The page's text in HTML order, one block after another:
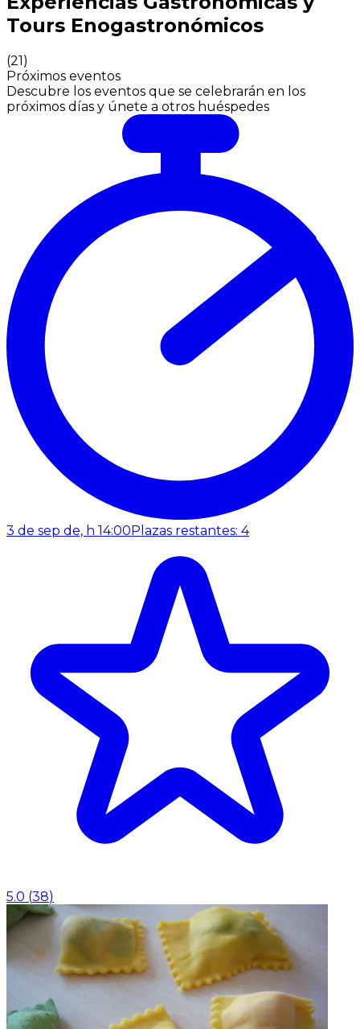
Tours Enogastronómicos
(21)
Próximos eventos
Descubre los eventos que se celebrarán en los
próximos días y únete a otros huéspedes
3 de sep de, h 14:00 Plazas restantes: 4
5.0 (38)